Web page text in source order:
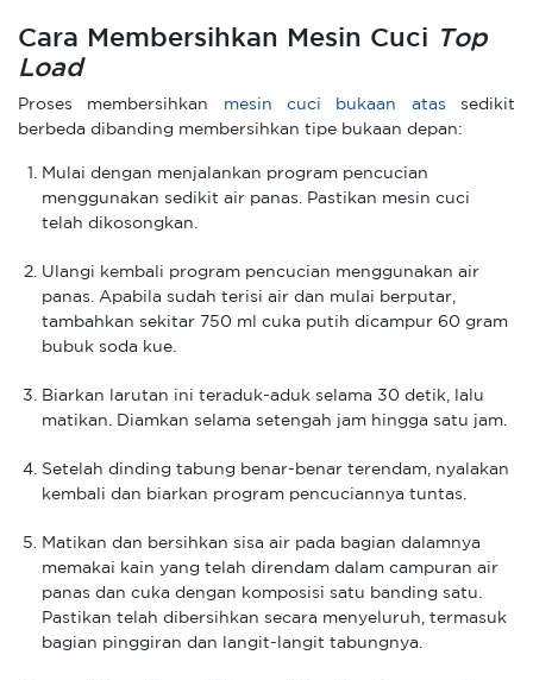
Cara Membersihkan Mesin Cuci
Top
Load
Proses membersihkan mesin cuci bukaan atas sedikit
berbeda dibanding membersihkan tipe bukaan depan:
Mulai dengan menjalankan program pencucian
menggunakan sedikit air panas. Pastikan mesin cuci
telah dikosongkan.
Ulangi kembali program pencucian menggunakan air
panas. Apabila sudah terisi air dan mulai berputar,
tambahkan sekitar 750 ml cuka putih dicampur 60 gram
bubuk soda kue.
Biarkan larutan ini teraduk-aduk selama 30 detik, lalu
matikan. Diamkan selama setengah jam hingga satu jam.
Setelah dinding tabung benar-benar terendam, nyalakan
kembali dan biarkan program pencuciannya tuntas.
Matikan dan bersihkan sisa air pada bagian dalamnya
memakai kain yang telah direndam dalam campuran air
panas dan cuka dengan komposisi satu banding satu.
Pastikan telah dibersihkan secara menyeluruh, termasuk
bagian pinggiran dan langit-langit tabungnya.